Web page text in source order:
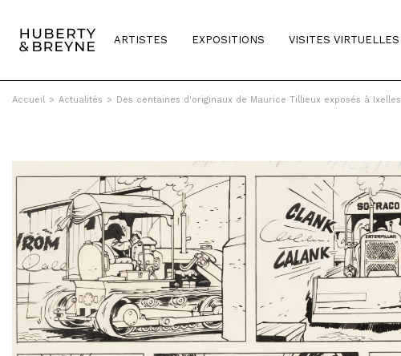
ARTISTES EXPOSITIONS VISITES VIRTUELLES
Accueil > Actualités > Des centaines d'originaux de Maurice Tillieux exposés à Ixelles